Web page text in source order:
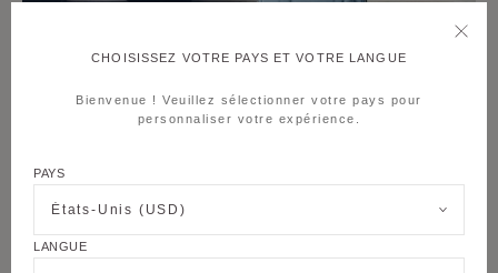
CHOISISSEZ VOTRE PAYS ET VOTRE LANGUE
Bienvenue ! Veuillez sélectionner votre pays pour
personnaliser votre expérience.
PAYS
États-Unis (USD)
LANGUE